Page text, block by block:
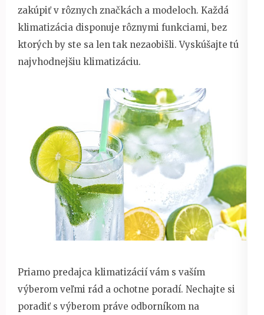
zakúpiť v rôznych značkách a modeloch. Každá
klimatizácia disponuje rôznymi funkciami, bez
ktorých by ste sa len tak nezaobišli. Vyskúšajte tú
najvhodnejšiu klimatizáciu.
Priamo predajca klimatizácií vám s vaším
výberom veľmi rád a ochotne poradí. Nechajte si
poradiť s výberom práve odborníkom na